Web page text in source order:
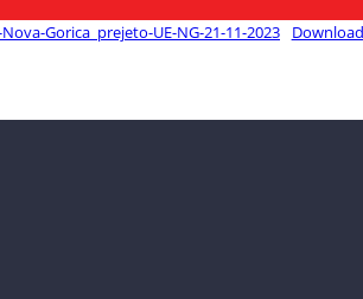
Gorica_prejeto-UE-NG-21-11-2023 Download